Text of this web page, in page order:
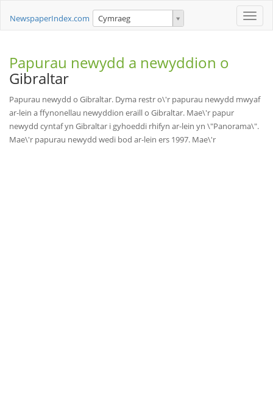
Toggle
NewspaperIndex.com Cymraeg
Papurau newydd a newyddion o
Gibraltar
Papurau newydd o Gibraltar. Dyma restr o\'r papurau newydd mwyaf
ar-lein a ffynonellau newyddion eraill o Gibraltar. Mae\'r papur
newydd cyntaf yn Gibraltar i gyhoeddi rhifyn ar-lein yn \"Panorama\".
Mae\'r papurau newydd wedi bod ar-lein ers 1997. Mae\'r